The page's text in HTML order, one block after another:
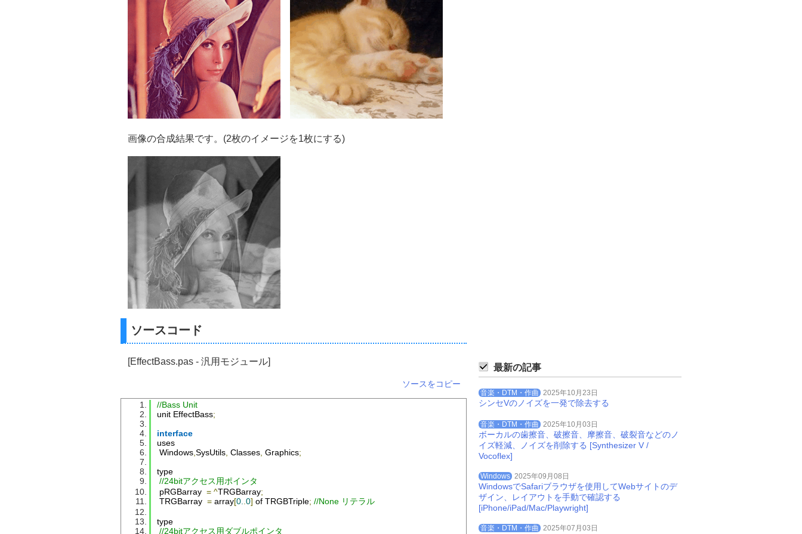
画像の合成結果です。(2枚のイメージを1枚にする)
ソースコード
[EffectBass.pas - 汎用モジュール]
ソースをコピー
//Bass Unit
unit EffectBass;
interface
uses
Windows SysUtils Classes Graphics;
type
//24bitアクセス用ポインタ
pRGBarray = ^TRGBarray;
TRGBarray = array[0. 0] of TRGBTriple; //None リテラル
type
//24bitアクセス用ダブルポインタ
最新の記事
音楽・DTM・作曲 2025年10月23日
シンセVのノイズを一発で除去する
音楽・DTM・作曲 2025年10月03日
ボーカルの歯擦音、破擦音、摩擦音、破裂音などのノ
イズ軽減、ノイズを削除する [Synthesizer V /
Vocoflex]
Windows 2025年09月08日
WindowsでSafariブラウザを使用してWebサイトのデ
ザイン、レイアウトを手動で確認する
[iPhone/iPad/Mac/Playwright]
音楽・DTM・作曲 2025年07月03日